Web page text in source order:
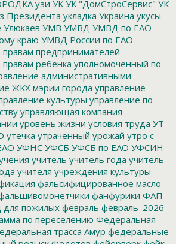
узи УК УК "ДомСтроСервис" УК
Президента укладка Украина укусы
Улюкаев УМВ УМВД УМВД по ЕАО
краю УМВД России по ЕАО
предпринимателей
ребенка уполномоченный по
административными
ЖКХ мэрии города управление
культуры управление по
управляющая компания
уровень жизни условия труда УТ
утечка утраченный урожай утро с
УФНС УФСБ УФСБ по ЕАО УФСИН
учитель учитель года учитель
учителя учреждения культуры
фальсифицированное масло
фанфурики ФАП
для пожилых февраль февраль_2026
по переселению Федеральная
трасса Амур федеральные